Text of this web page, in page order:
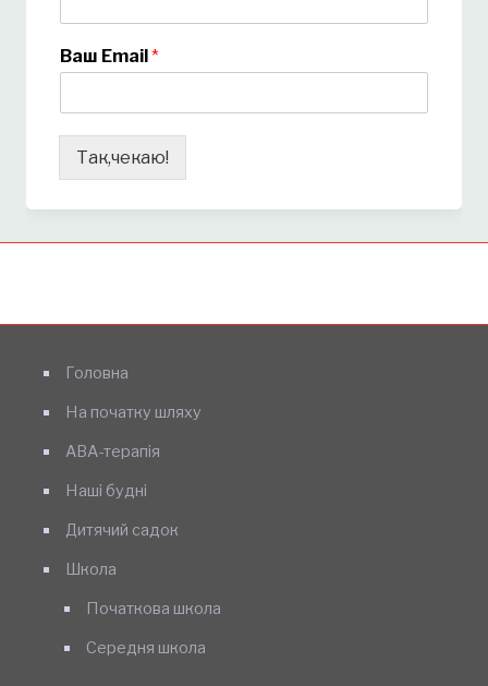
Ваш Email*
Так,чекаю!
Головна
На початку шляху
АВА-терапія
Наші будні
Дитячий садок
Школа
Початкова школа
Середня школа